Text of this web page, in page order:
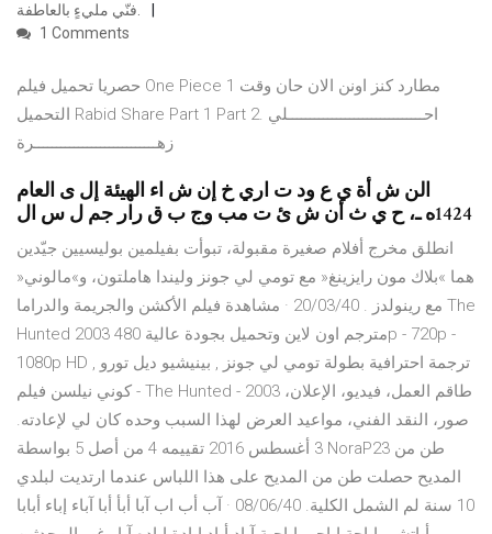
فنّي مليءٍ بالعاطفة.
1 Comments
حصريا تحميل فيلم One Piece 1 مطارد كنز اونن الان حان وقت
التحميل Rabid Share Part 1 Part 2. احـــــــــــــــــــــــــــــــلي
زهــــــــــــــــــــــــــــرة
‫الن ش أة‬ ‫ي ع ود ت اري خ إن ش اء الهيئة إل ى العام‬
‫‪1424‬ه ـ‪ ،‬ح ي ث أن ش ئ ت مب وج ب ق رار‬ ‫جم ل س ال
انطلق مخرج أفلام صغيرة مقبولة، تبوأت بفيلمين بوليسيين جيّدين
هما »بلاك مون رايزينغ« مع تومي لي جونز وليندا هاملتون، و»مالوني«
مع رينولدز . 20/03/40 · مشاهدة فيلم الأكشن والجريمة والدراما The
Hunted 2003 مترجم اون لاين وتحميل بجودة عالية 480p - 720p -
1080p HD ترجمة احترافية بطولة تومي لي جونز , بينيشيو ديل تورو ,
كوني نيلسن فيلم - The Hunted - 2003 طاقم العمل، فيديو، الإعلان،
صور، النقد الفني، مواعيد العرض لهذا السبب وحده كان لي لإعادته.
3 أغسطس 2016 تقييمه 4 من أصل 5 بواسطة NoraP23 طن من
المديح حصلت طن من المديح على هذا اللباس عندما ارتديت لبلدي
10 سنة لم الشمل الكلية. 08/06/40 · آب أب اب آبا أبأ أبا آباء إباء أبابا